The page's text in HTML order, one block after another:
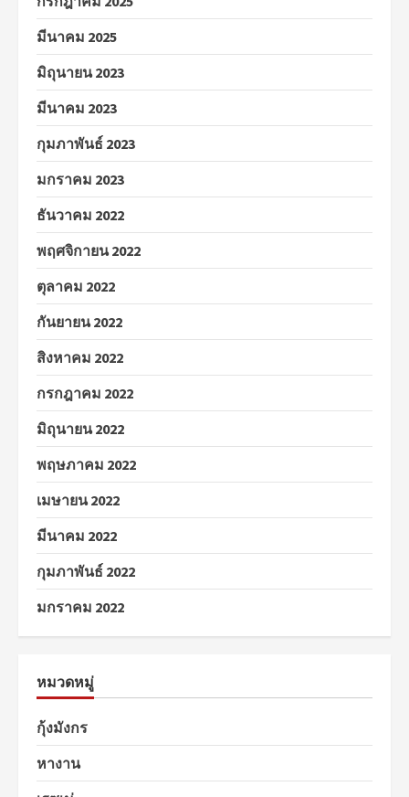
มีนาคม 2025
มิถุนายน 2023
มีนาคม 2023
กุมภาพันธ์ 2023
มกราคม 2023
ธันวาคม 2022
พฤศจิกายน 2022
ตุลาคม 2022
กันยายน 2022
สิงหาคม 2022
กรกฎาคม 2022
มิถุนายน 2022
พฤษภาคม 2022
เมษายน 2022
มีนาคม 2022
กุมภาพันธ์ 2022
มกราคม 2022
หมวดหมู่
กุ้งมังกร
หางาน